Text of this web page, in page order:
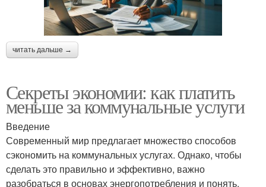
читать дальше →
Секреты экономии: как платить
меньше за коммунальные услуги
Введение
Современный мир предлагает множество способов
сэкономить на коммунальных услугах. Однако, чтобы
сделать это правильно и эффективно, важно
разобраться в основах энергопотребления и понять,